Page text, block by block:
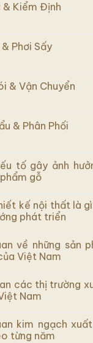
& Kiểm Định
Phơi Sấy
& Vận Chuyển
& Phân Phối
tố gây ảnh
gỗ
kế nội thất là
phát triển
về những sản
Việt Nam
các thị trường
Nam
kim ngạch
từng năm